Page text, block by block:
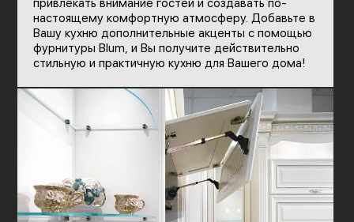
привлекать внимание гостей и создавать по-
настоящему комфортную атмосферу. Добавьте в
Вашу кухню дополнительные акценты с помощью
фурнитуры Blum, и Вы получите действительно
стильную и практичную кухню для Вашего дома!